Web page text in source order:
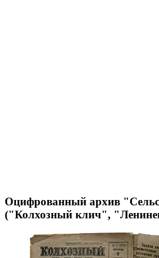
Оцифрованный архив
("Колхозный клич",